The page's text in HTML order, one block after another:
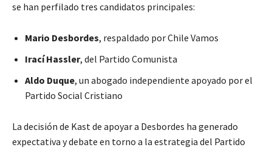
se han perfilado tres candidatos principales:
Mario Desbordes, respaldado por Chile Vamos
Irací Hassler, del Partido Comunista
Aldo Duque, un abogado independiente apoyado por el
Partido Social Cristiano
La decisión de Kast de apoyar a Desbordes ha generado
expectativa y debate en torno a la estrategia del Partido